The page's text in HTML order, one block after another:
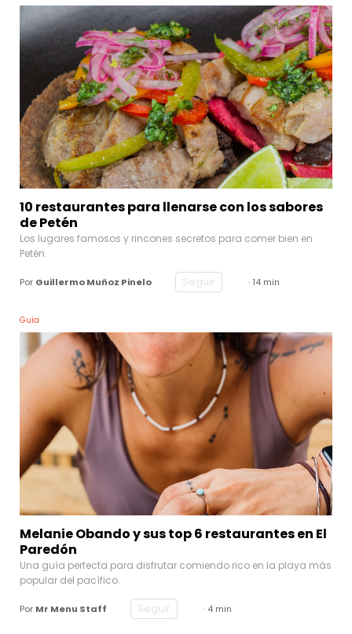
10 restaurantes para llenarse con los sabores
de Petén
Los lugares famosos y rincones secretos para comer bien en
Petén.
Por Guillermo Muñoz Pinelo Seguir · 14 min
Guía
Melanie Obando y sus top 6 restaurantes en El
Paredón
Una guía perfecta para disfrutar comiendo rico en la playa más
popular del pacífico.
Por Mr Menu Staff Seguir · 4 min